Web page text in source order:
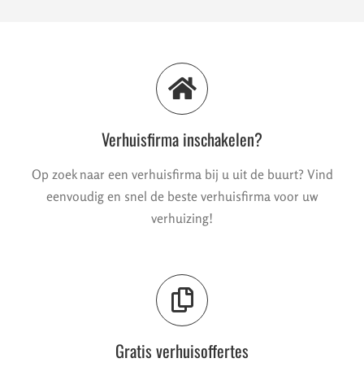
Verhuisfirma inschakelen?
Op zoek naar een verhuisfirma bij u uit de buurt? Vind
eenvoudig en snel de beste verhuisfirma voor uw
verhuizing!
Gratis verhuisoffertes